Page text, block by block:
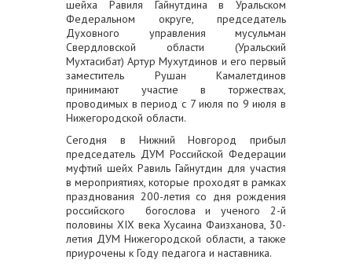
шейха Равиля Гайнутдина в Уральском
Федеральном округе, председатель
Духовного управления мусульман
Свердловской области (Уральский
Мухтасибат) Артур Мухутдинов и его первый
заместитель Рушан Камалетдинов
принимают участие в торжествах,
проводимых в период с 7 июля по 9 июля в
Нижегородской области.
Сегодня в Нижний Новгород прибыл
председатель ДУМ Российской Федерации
муфтий шейх Равиль Гайнутдин для участия
в мероприятиях, которые проходят в рамках
празднования 200-летия со дня рождения
российского богослова и ученого 2-й
половины XIX века Хусаина Фаизханова, 30-
летия ДУМ Нижегородской области, а также
приурочены к Году педагога и наставника.